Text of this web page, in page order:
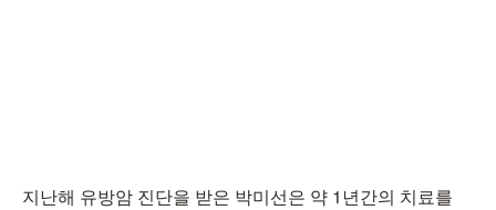
지난해 유방암 진단을 받은 박미선은 약 1년간의 치료를